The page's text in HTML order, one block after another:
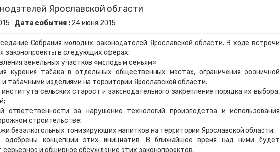
Ярославской области
Дата события : 24июня 2015
Собрания молодых законодателей Ярославской области. В ходе встречи
законопроекты в следующих сферах:
земельных участков «молодым семьям»;
курения табака в отдельных общественных местах, ограничения розничной
табачными изделиями на территории Ярославской области;
сельских старост и законодательного закрепление порядка их выбора,
ответственности за нарушение технологий производства и использования
строительстве;
безалкогольных тонизирующих напитков на территории Ярославской области.
одобрены концепции этих инициатив. В ближайшее время над ними будет
и обширное обсуждение этих законопроектов.